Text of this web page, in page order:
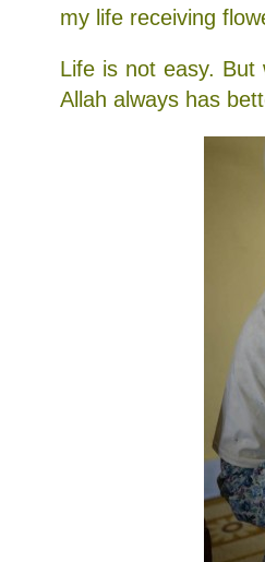
my life receiving
Life is not easy. But
Allah always has